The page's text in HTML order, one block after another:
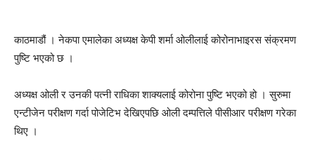
काठमाडौं । नेकपा एमालेका अध्यक्ष केपी शर्मा ओलीलाई कोरोनाभाइरस संक्रमण
पुष्टि भएको छ ।
अध्यक्ष ओली र उनकी पत्नी राधिका शाक्यलाई कोरोना पुष्टि भएको हो । सुरुमा
एन्टीजेन परीक्षण गर्दा पोजेटिभ देखिएपछि ओली दम्पत्तिले पीसीआर परीक्षण गरेका
थिए ।